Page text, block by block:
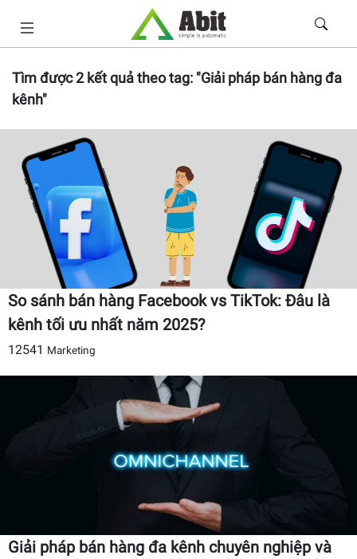
Tìm được2kết quả theo tag: "Giải pháp bán hàng đa
kênh"
So sánh bán hàng Facebook vs TikTok: Đâu là
kênh tối ưu nhất năm 2025?
12541 Marketing
Giải pháp bán hàng đa kênh chuyên nghiệp và